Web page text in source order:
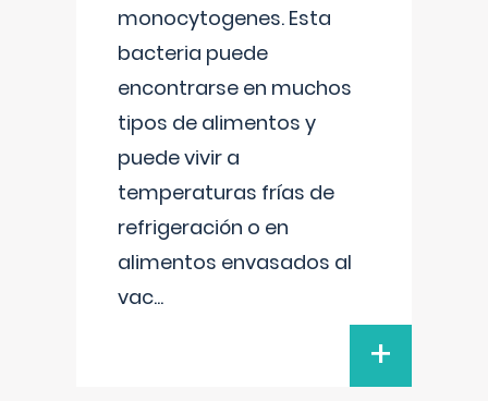
monocytogenes. Esta
bacteria puede
encontrarse en muchos
tipos de alimentos y
puede vivir a
temperaturas frías de
refrigeración o en
alimentos envasados al
vac...
+